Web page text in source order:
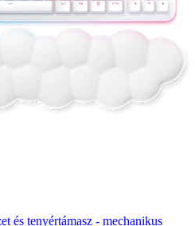
és tenyértámasz - mechanikus